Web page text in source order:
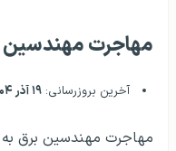
مهاجرت مهندسین
آخرین بروزرسانی: ۱۹ آذر ۱۴۰۴
مهاجرت مهندسین برق به